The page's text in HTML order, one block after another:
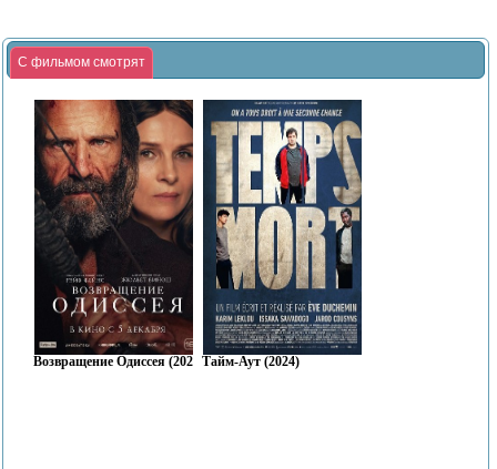
С фильмом смотрят
Возвращение Одиссея (2024)Тайм-Аут (2024)